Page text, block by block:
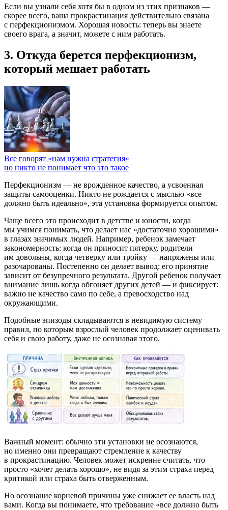
Если вы узнали себя хотя бы в одном из этих признаков —
скорее всего, ваша прокрастинация действительно связана
с перфекционизмом. Хорошая новость: теперь вы знаете
своего врага, а значит, можете с ним работать.
3. Откуда берется перфекционизм,
который мешает работать
Все говорят «нам нужна стратегия»
но никто не понимает что это такое
Перфекционизм — не врожденное качество, а усвоенная
защиты самооценки. Никто не рождается с мыслью «все
должно быть идеально», эта установка формируется опытом.
Чаще всего это происходит в детстве и юности, когда
мы учимся понимать, что делает нас «достаточно хорошими»
в глазах значимых людей. Например, ребенок замечает
закономерность: когда он приносит пятерку, родители
им довольны, когда четверку или тройку — напряжены или
разочарованы. Постепенно он делает вывод: его принятие
зависит от безупречного результата. Другой ребенок получает
внимание лишь когда обгоняет других детей — и фиксирует:
важно не качество само по себе, а превосходство над
окружающими.
Подобные эпизоды складываются в невидимую систему
правил, по которым взрослый человек продолжает оценивать
себя и свою работу, даже не осознавая этого.
Важный момент: обычно эти установки не осознаются,
но именно они превращают стремление к качеству
в прокрастинацию. Человек может искренне считать, что
просто «хочет делать хорошо», не видя за этим страха перед
критикой или страха быть отверженным.
Но осознание корневой причины уже снижает ее власть над
вами. Когда вы понимаете, что требование «все должно быть